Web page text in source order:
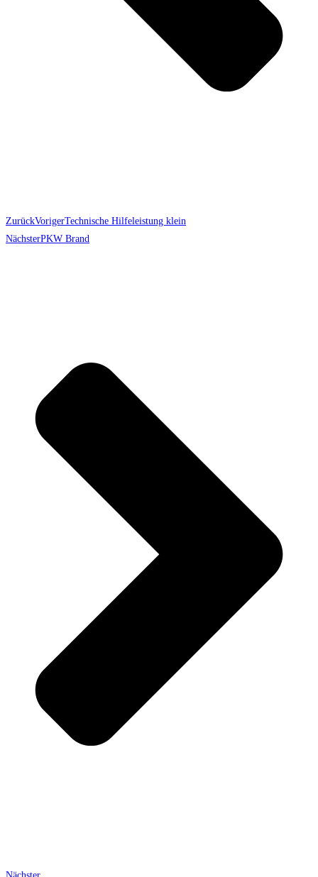
ZurückVorigerTechnische Hilfeleistung klein
NächsterPKW Brand